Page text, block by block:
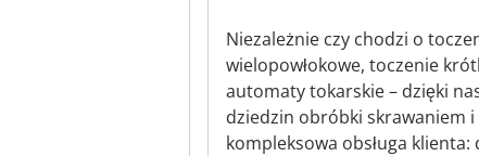
Niezależnie czy chodzi o
wielopowłokowe, toczenie
automaty tokarskie – dzięki
dziedzin obróbki skrawaniem
kompleksowa obsługa